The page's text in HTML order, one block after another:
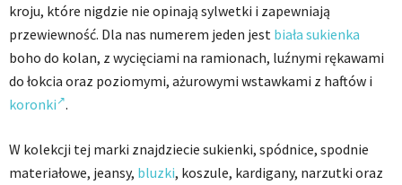
kroju, które nigdzie nie opinają sylwetki i zapewniają
przewiewność. Dla nas numerem jeden jest biała sukienka
boho do kolan, z wycięciami na ramionach, luźnymi rękawami
do łokcia oraz poziomymi, ażurowymi wstawkami z haftów i
koronki .
W kolekcji tej marki znajdziecie sukienki, spódnice, spodnie
materiałowe, jeansy, bluzki, koszule, kardigany, narzutki oraz